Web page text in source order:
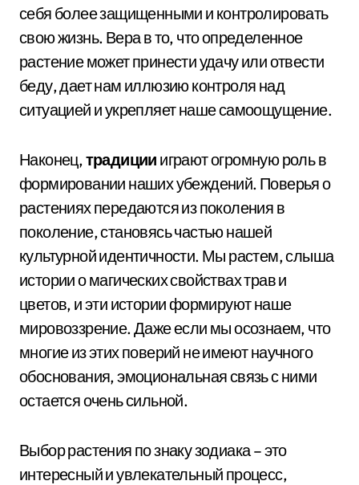
себя более защищенными и контролировать
свою жизнь. Вера в то, что определенное
растение может принести удачу или отвести
беду, дает нам иллюзию контроля над
ситуацией и укрепляет наше самоощущение.
Наконец,традиции играют огромную роль в
формировании наших убеждений. Поверья о
растениях передаются из поколения в
поколение, становясь частью нашей
культурной идентичности. Мы растем, слыша
истории о магических свойствах трав и
цветов, и эти истории формируют наше
мировоззрение. Даже если мы осознаем, что
многие из этих поверий не имеют научного
обоснования, эмоциональная связь с ними
остается очень сильной.
Выбор растения по знаку зодиака – это
интересный и увлекательный процесс,